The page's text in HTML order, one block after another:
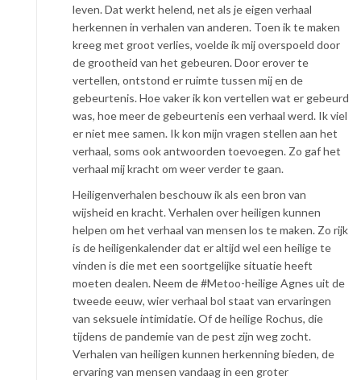
leven. Dat werkt helend, net als je eigen verhaal
herkennen in verhalen van anderen. Toen ik te maken
kreeg met groot verlies, voelde ik mij overspoeld door
de grootheid van het gebeuren. Door erover te
vertellen, ontstond er ruimte tussen mij en de
gebeurtenis. Hoe vaker ik kon vertellen wat er gebeurd
was, hoe meer de gebeurtenis een verhaal werd. Ik viel
er niet mee samen. Ik kon mijn vragen stellen aan het
verhaal, soms ook antwoorden toevoegen. Zo gaf het
verhaal mij kracht om weer verder te gaan.
Heiligenverhalen beschouw ik als een bron van
wijsheid en kracht. Verhalen over heiligen kunnen
helpen om het verhaal van mensen los te maken. Zo rijk
is de heiligenkalender dat er altijd wel een heilige te
vinden is die met een soortgelijke situatie heeft
moeten dealen. Neem de #Metoo-heilige Agnes uit de
tweede eeuw, wier verhaal bol staat van ervaringen
van seksuele intimidatie. Of de heilige Rochus, die
tijdens de pandemie van de pest zijn weg zocht.
Verhalen van heiligen kunnen herkenning bieden, de
ervaring van mensen vandaag in een groter